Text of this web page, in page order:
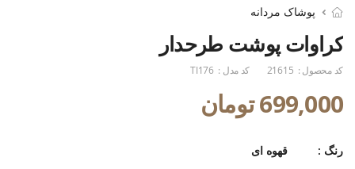
پوشاک مردانه
کراوات پوشت طرحدار
کد محصول : 21615 کد مدل : TI176
699,000 تومان
رنگ : قهوه ای